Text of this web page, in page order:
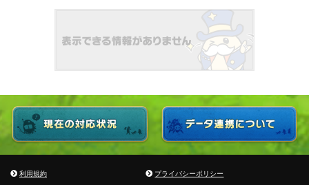
利用規約
プライバシーポリシー